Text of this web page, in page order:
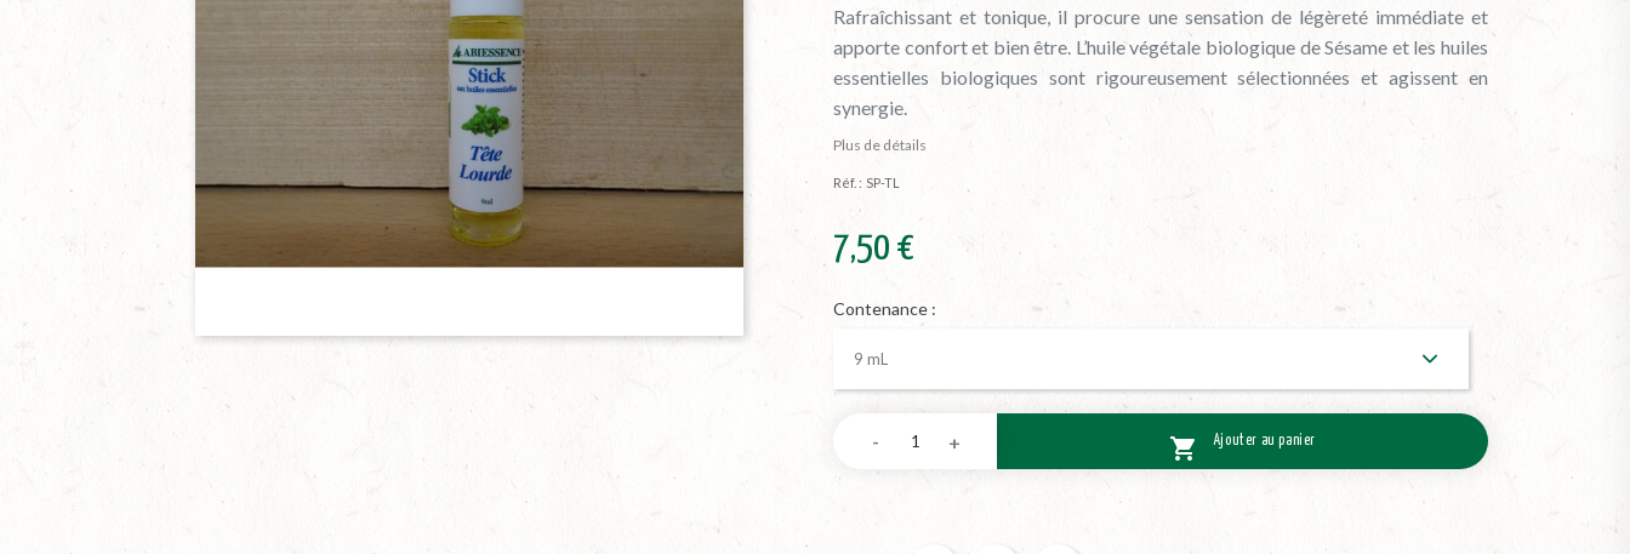
Rafraîchissant et tonique, il procure une sensation de légèreté immédiate et
apporte confort et bien être. L’huile végétale biologique de Sésame et les huiles
essentielles biologiques sont rigoureusement sélectionnées et agissent en
synergie.
Plus de détails
Réf. : SP-TL
7,50 €
Contenance :
 Ajouter au panier